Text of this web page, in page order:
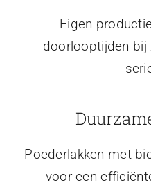
Eigen
doorlooptijden bij
Poederlakken met
voor een